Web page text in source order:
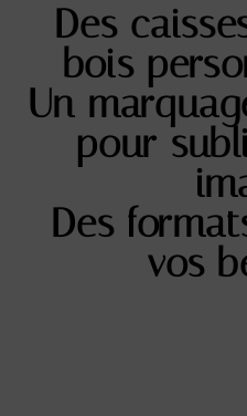
Des
bois
Un
pour
Des
vos